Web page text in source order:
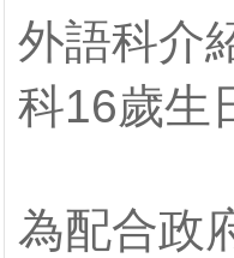
外語科介
科16歲生
為配合政